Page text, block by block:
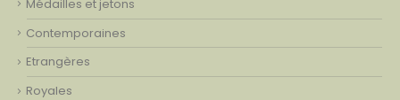
Médailles et jetons
Contemporaines
Etrangères
Royales